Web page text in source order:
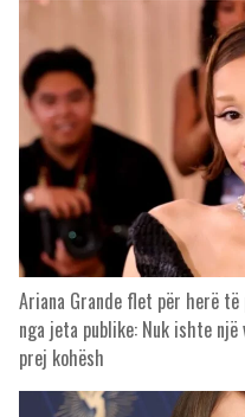
Ariana Grande flet për herë
nga jeta publike: Nuk ishte
prej kohësh